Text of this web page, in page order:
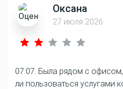
Оксана
27 июля 2026
07.07. Была рядом с
ли пользоваться услугами